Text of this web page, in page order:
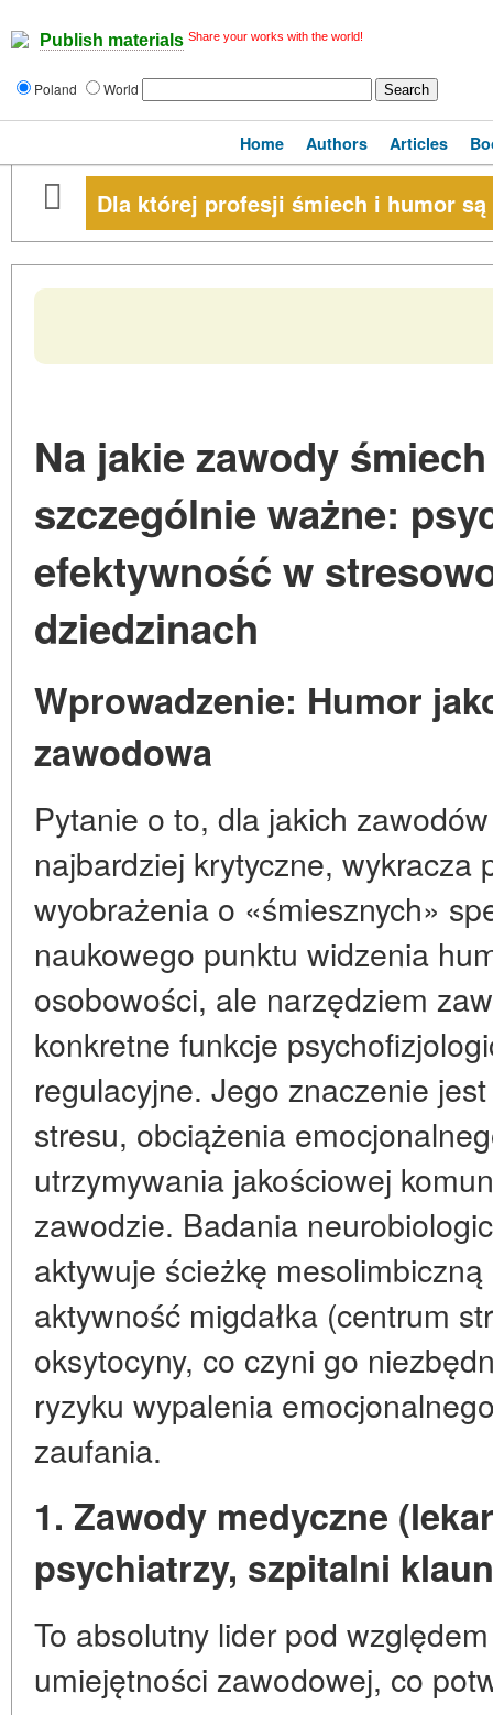
Publish materials Share your works with the world!
Poland World
Home Authors Articles
Dla której profesji śmiech i humor są
Na jakie zawody
szczególnie ważne:
efektywność w
dziedzinach
Wprowadzenie: Humor
zawodowa
Pytanie o to, dla jakich
najbardziej krytyczne, wykracza
wyobrażenia o «śmiesznych»
naukowego punktu widzenia
osobowości, ale narzędziem
konkretne funkcje
regulacyjne. Jego znaczenie
stresu, obciążenia
utrzymywania jakościowej
zawodzie. Badania
aktywuje ścieżkę
aktywność migdałka (centrum
oksytocyny, co czyni go
ryzyku wypalenia
zaufania.
1. Zawody medyczne
psychiatrzy, szpitalni
To absolutny lider pod
umiejętności zawodowej, co